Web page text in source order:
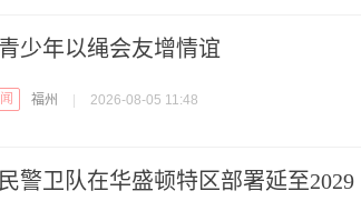
少年以绳会友增情谊
福州 2026-08-05 11:48
警卫队在华盛顿特区部署延至2029